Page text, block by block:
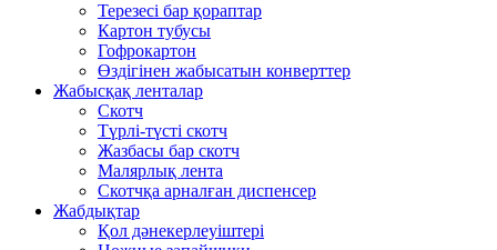
Терезесі бар қораптар
Картон тубусы
Гофрокартон
Өздігінен жабысатын конверттер
Жабысқақ ленталар
Скотч
Түрлі-түсті скотч
Жазбасы бар скотч
Малярлық лента
Скотчқа арналған диспенсер
Жабдықтар
Қол дәнекерлеуіштері